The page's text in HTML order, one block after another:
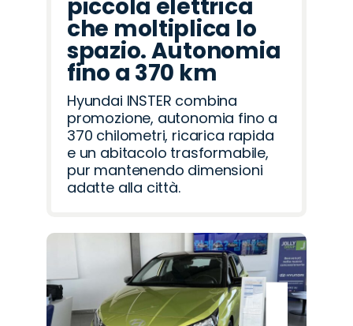
piccola elettrica
che moltiplica lo
spazio. Autonomia
fino a 370 km
Hyundai INSTER combina
promozione, autonomia fino a
370 chilometri, ricarica rapida
e un abitacolo trasformabile,
pur mantenendo dimensioni
adatte alla città.